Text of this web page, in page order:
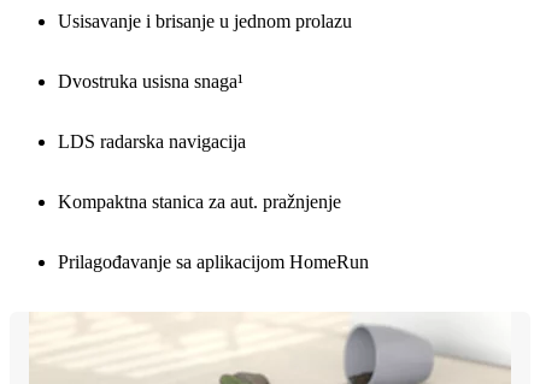
Usisavanje i brisanje u jednom prolazu
Dvostruka usisna snaga¹
LDS radarska navigacija
Kompaktna stanica za aut. pražnjenje
Prilagođavanje sa aplikacijom HomeRun